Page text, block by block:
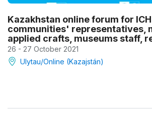
Kazakhstan online forum for
communities' representatives,
applied crafts, museums staff,
26 - 27 October 2021
Ulytau/Online (Kazajstán)